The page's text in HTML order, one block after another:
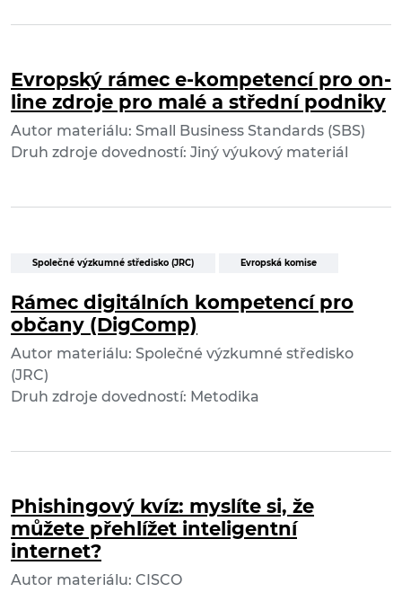
Evropský rámec e-kompetencí pro on-
line zdroje pro malé a střední podniky
Autor materiálu: Small Business Standards (SBS)
Druh zdroje dovedností: Jiný výukový materiál
Společné výzkumné středisko (JRC) Evropská komise
Rámec digitálních kompetencí pro
občany (DigComp)
Autor materiálu: Společné výzkumné středisko
(JRC)
Druh zdroje dovedností: Metodika
Phishingový kvíz: myslíte si, že
můžete přehlížet inteligentní
internet?
Autor materiálu: CISCO